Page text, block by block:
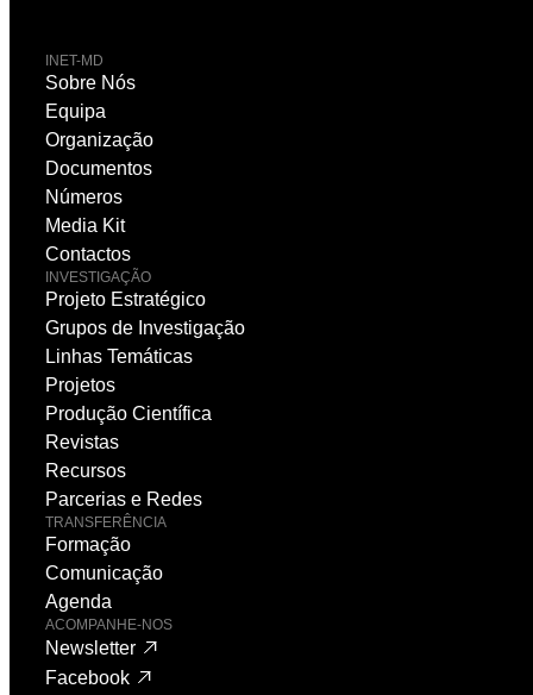
INET-MD
Sobre Nós
Equipa
Organização
Documentos
Números
Media Kit
Contactos
INVESTIGAÇÃO
Projeto Estratégico
Grupos de Investigação
Linhas Temáticas
Projetos
Produção Científica
Revistas
Recursos
Parcerias e Redes
TRANSFERÊNCIA
Formação
Comunicação
Agenda
ACOMPANHE-NOS
Newsletter
Facebook